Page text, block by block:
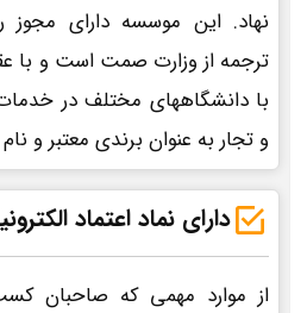
نهاد. این موسسه دارای
ترجمه از وزارت صمت است و با
با دانشگاههای مختلف در
و تجار به عنوان برندی معتبر و
دارای نماد اعتماد
از موارد مهمی که صاحبان